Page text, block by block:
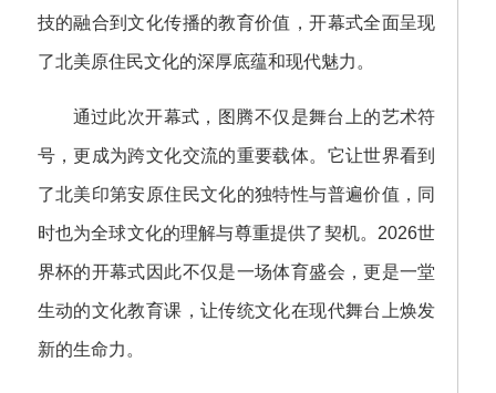
技的融合到文化传播的教育价值，开幕式全面呈现
了北美原住民文化的深厚底蕴和现代魅力。
通过此次开幕式，图腾不仅是舞台上的艺术符
号，更成为跨文化交流的重要载体。它让世界看到
了北美印第安原住民文化的独特性与普遍价值，同
时也为全球文化的理解与尊重提供了契机。2026世
界杯的开幕式因此不仅是一场体育盛会，更是一堂
生动的文化教育课，让传统文化在现代舞台上焕发
新的生命力。